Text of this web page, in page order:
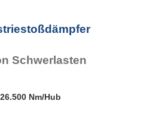
CA3EU-S
Flansch
Rückseite
Schwerlasten
Nm/Hub